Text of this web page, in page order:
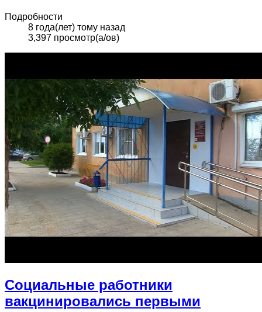
Подробности
8 года(лет) тому назад
3,397 просмотр(а/ов)
Социальные работники
вакцинировались первыми